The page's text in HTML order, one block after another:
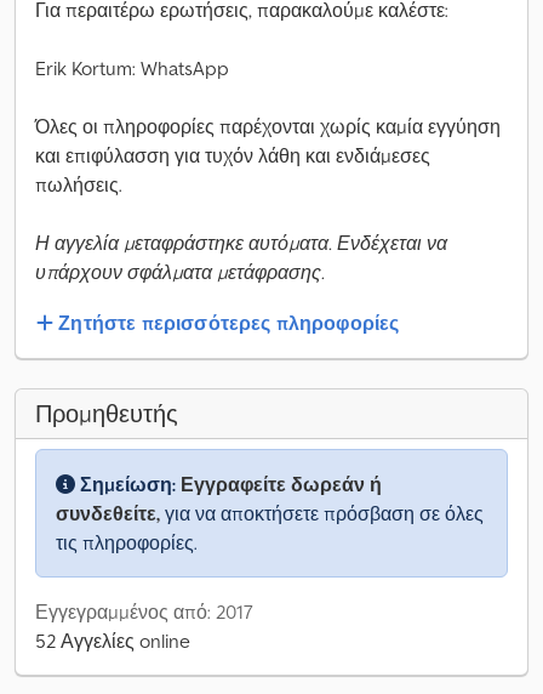
Για περαιτέρω ερωτήσεις, παρακαλούμε καλέστε:
Erik Kortum: WhatsApp
Όλες οι πληροφορίες παρέχονται χωρίς καμία εγγύηση
και επιφύλασση για τυχόν λάθη και ενδιάμεσες
πωλήσεις.
Η αγγελία μεταφράστηκε αυτόματα. Ενδέχεται να
υπάρχουν σφάλματα μετάφρασης.
Ζητήστε περισσότερες πληροφορίες
Προμηθευτής
Σημείωση: Εγγραφείτε δωρεάν ή
συνδεθείτε, για να αποκτήσετε πρόσβαση σε όλες
τις πληροφορίες.
Εγγεγραμμένος από: 2017
52 Αγγελίες online